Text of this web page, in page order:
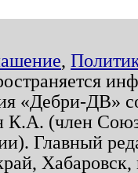
,
«Дебри-ДВ»
К.А. (член
Главный